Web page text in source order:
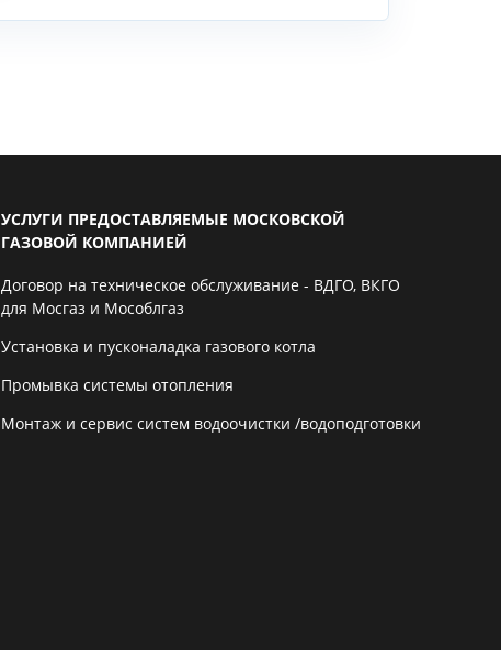
УСЛУГИ ПРЕДОСТАВЛЯЕМЫЕ МОСКОВСКОЙ
ГАЗОВОЙ КОМПАНИЕЙ
Договор на техническое обслуживание - ВДГО, ВКГО
для Мосгаз и Мособлгаз
Установка и пусконаладка газового котла
Промывка системы отопления
Монтаж и сервис систем водоочистки /водоподготовки